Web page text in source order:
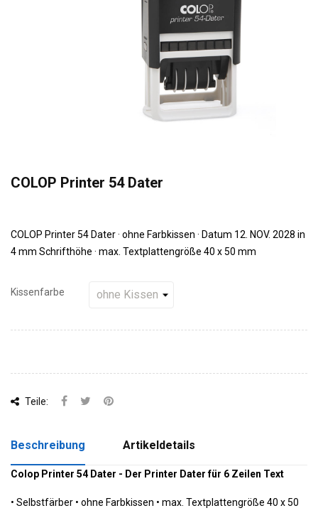
COLOP Printer 54 Dater
COLOP Printer 54 Dater · ohne Farbkissen · Datum 12. NOV. 2028 in
4 mm Schrifthöhe · max. Textplattengröße 40 x 50 mm
Kissenfarbe
Teile:
Beschreibung Artikeldetails
Colop Printer 54 Dater - Der Printer Dater für 6 Zeilen Text
• Selbstfärber • ohne Farbkissen • max. Textplattengröße 40 x 50